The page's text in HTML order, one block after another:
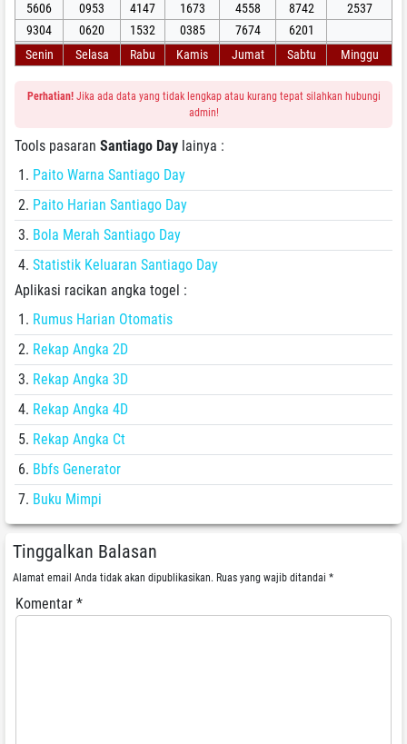
5606
0953 4147 1673 4558 8742
2537
9304
0620 1532 0385 7674
6201
Senin
Selasa Rabu Kamis Jumat Sabtu Minggu
Perhatian!Jika ada data yang tidak lengkap atau kurang tepat silahkan hubungi
admin!
Tools pasaran Santiago Day lainya :
Paito Warna Santiago Day
Paito Harian Santiago Day
Bola Merah Santiago Day
Statistik Keluaran Santiago Day
Aplikasi racikan angka togel :
Rumus Harian Otomatis
Rekap Angka 2D
Rekap Angka 3D
Rekap Angka 4D
Rekap Angka Ct
Bbfs Generator
Buku Mimpi
Tinggalkan Balasan
Alamat email Anda tidak akan dipublikasikan. Ruas yang wajib ditandai *
Komentar *